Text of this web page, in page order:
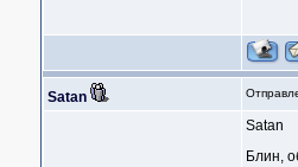
Satan
Satan
Блин,